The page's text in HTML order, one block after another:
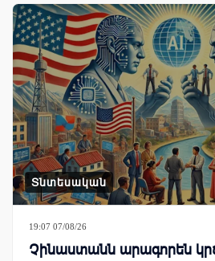
Տնտեսական
19:07 07/08/26
Չինաստանն արագորեն